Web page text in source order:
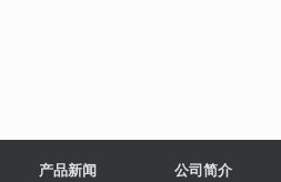
产品新闻 公司简介